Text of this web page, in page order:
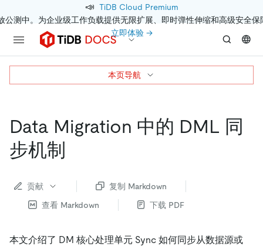
📣 TiDB Cloud Premium
公测中。为企业级工作负载提供无限扩展、即时弹性伸缩和高级安全保
立即体验 →
Data Migration 中的 DML 同
步机制
贡献
复制 Markdown
查看 Markdown
下载 PDF
本文介绍了 DM 核心处理单元 Sync 如何同步从数据源或
本页导航